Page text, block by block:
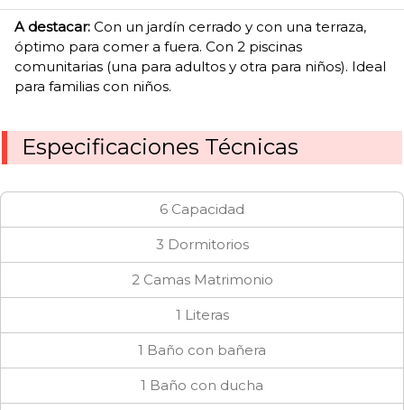
A destacar: Con un jardín cerrado y con una terraza,
óptimo para comer a fuera. Con 2 piscinas
comunitarias (una para adultos y otra para niños). Ideal
para familias con niños.
Especificaciones Técnicas
6 Capacidad
3 Dormitorios
2 Camas Matrimonio
1 Literas
1 Baño con bañera
1 Baño con ducha